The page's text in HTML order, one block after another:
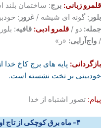
قلمرو زبانی: برج: ساختمان بلند
بلور : گونه ای شیشه / غرور :
جمله: دو / قلمرو ادبی: قافیه:
/ واج‌آرایی: «ر»
بازگردانی: پایه های برج کاخ خدا
خودبینی بر تخت نشسته است.
پیام: تصور اشتباه از خدا
۴- ماه برق کوچکی از تاج او / هر ستاره پولکی از تاج او